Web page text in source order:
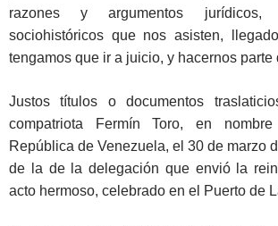
razones y argumentos jurídicos,
sociohistóricos que nos asisten,
tengamos que ir a juicio, y hacernos parte
Justos títulos o documentos
compatriota Fermín Toro, en
República de Venezuela, el 30 de marzo
de la de la delegación que envió la
acto hermoso, celebrado en el Puerto de